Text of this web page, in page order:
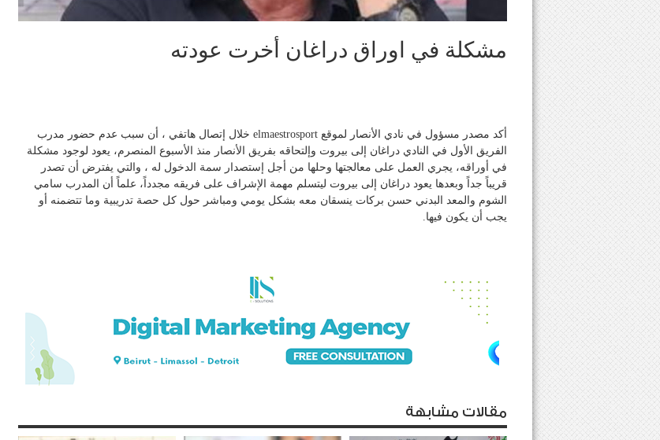
مشكلة في اوراق دراغان أخرت عودته
أكد مصدر مسؤول في نادي الأنصار لموقع elmaestrosport خلال إتصال هاتفي ، أن سبب عدم حضور مدرب
الفريق الأول في النادي دراغان إلى بيروت وإلتحاقه بفريق الأنصار منذ الأسبوع المنصرم، يعود لوجود مشكلة
في أوراقه، يجري العمل على معالجتها وحلها من أجل إستصدار سمة الدخول له ، والتي يفترض أن تصدر
قريباً جداً وبعدها يعود دراغان إلى بيروت ليتسلم مهمة الإشراف على فريقه مجدداً، علماً أن المدرب سامي
الشوم والمعد البدني حسن بركات ينسقان معه بشكل يومي ومباشر حول كل حصة تدريبية وما تتضمنه أو
يجب أن يكون فيها.
مقالات مشابهة